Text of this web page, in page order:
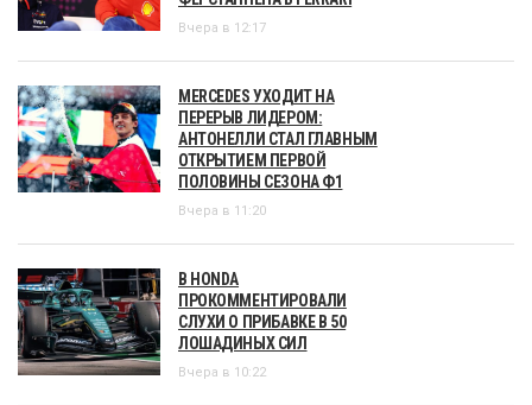
Вчера в 12:17
MERCEDES УХОДИТ НА
ПЕРЕРЫВ ЛИДЕРОМ:
АНТОНЕЛЛИ СТАЛ ГЛАВНЫМ
ОТКРЫТИЕМ ПЕРВОЙ
ПОЛОВИНЫ СЕЗОНА Ф1
Вчера в 11:20
В HONDA
ПРОКОММЕНТИРОВАЛИ
СЛУХИ О ПРИБАВКЕ В 50
ЛОШАДИНЫХ СИЛ
Вчера в 10:22